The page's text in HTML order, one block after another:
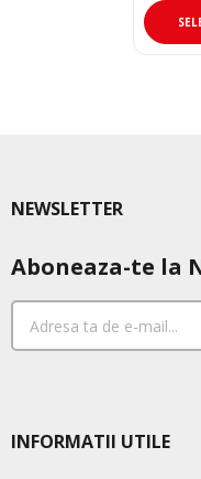
NEWSLETTER
Aboneaza-te la
INFORMATII UTILE